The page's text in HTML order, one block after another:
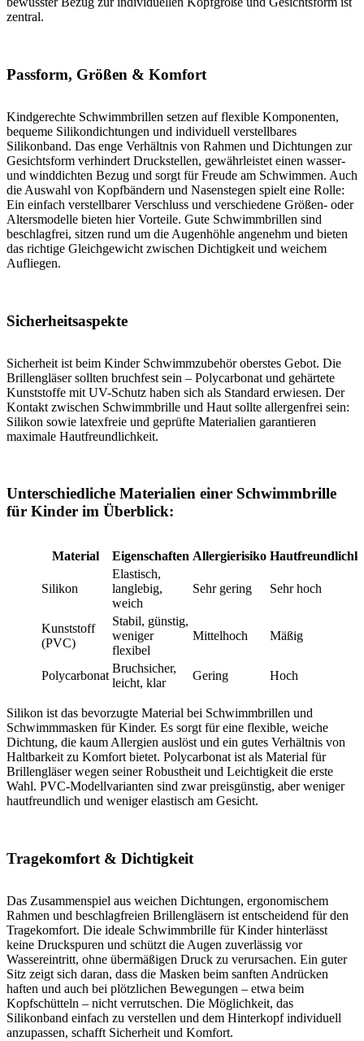
zentral.
Passform, Größen & Komfort
Kindgerechte Schwimmbrillen setzen auf flexible Komponenten,
bequeme Silikondichtungen und individuell verstellbares
Silikonband. Das enge Verhältnis von Rahmen und Dichtungen zur
Gesichtsform verhindert Druckstellen, gewährleistet einen wasser-
und winddichten Bezug und sorgt für Freude am Schwimmen. Auch
die Auswahl von Kopfbändern und Nasenstegen spielt eine Rolle:
Ein einfach verstellbarer Verschluss und verschiedene Größen- oder
Altersmodelle bieten hier Vorteile. Gute Schwimmbrillen sind
beschlagfrei, sitzen rund um die Augenhöhle angenehm und bieten
das richtige Gleichgewicht zwischen Dichtigkeit und weichem
Aufliegen.
Sicherheitsaspekte
Sicherheit ist beim Kinder Schwimmzubehör oberstes Gebot. Die
Brillengläser sollten bruchfest sein – Polycarbonat und gehärtete
Kunststoffe mit UV-Schutz haben sich als Standard erwiesen. Der
Kontakt zwischen Schwimmbrille und Haut sollte allergenfrei sein:
Silikon sowie latexfreie und geprüfte Materialien garantieren
maximale Hautfreundlichkeit.
Unterschiedliche Materialien einer Schwimmbrille
für Kinder im Überblick:
Material Eigenschaften Allergierisiko
Silikon
Elastisch,
langlebig,
weich
Sehr gering Sehr hoch
Kunststoff
(PVC)
Stabil, günstig,
weniger
flexibel
Mittelhoch Mäßig
Polycarbonat
Bruchsicher,
leicht, klar
Gering Hoch
Silikon ist das bevorzugte Material bei Schwimmbrillen und
Schwimmmasken für Kinder. Es sorgt für eine flexible, weiche
Dichtung, die kaum Allergien auslöst und ein gutes Verhältnis von
Haltbarkeit zu Komfort bietet. Polycarbonat ist als Material für
Brillengläser wegen seiner Robustheit und Leichtigkeit die erste
Wahl. PVC-Modellvarianten sind zwar preisgünstig, aber weniger
hautfreundlich und weniger elastisch am Gesicht.
Tragekomfort & Dichtigkeit
Das Zusammenspiel aus weichen Dichtungen, ergonomischem
Rahmen und beschlagfreien Brillengläsern ist entscheidend für den
Tragekomfort. Die ideale Schwimmbrille für Kinder hinterlässt
keine Druckspuren und schützt die Augen zuverlässig vor
Wassereintritt, ohne übermäßigen Druck zu verursachen. Ein guter
Sitz zeigt sich daran, dass die Masken beim sanften Andrücken
haften und auch bei plötzlichen Bewegungen – etwa beim
Kopfschütteln – nicht verrutschen. Die Möglichkeit, das
Silikonband einfach zu verstellen und dem Hinterkopf individuell
anzupassen, schafft Sicherheit und Komfort.